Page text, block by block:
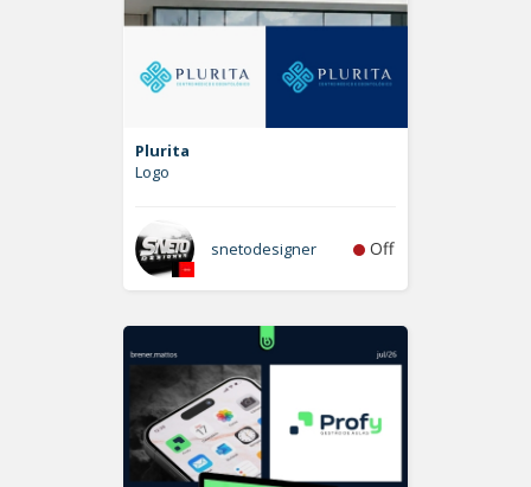
Plurita
Logo
snetodesigner Off